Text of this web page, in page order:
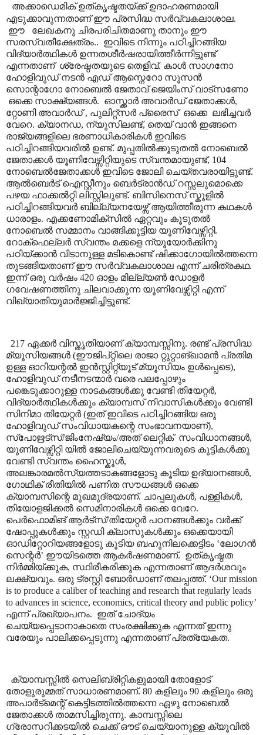
അക്കാഡെമിക് ഉത്കൃഷ്ടതയ്ക്ക് ഉദാഹരണമായി
എടുക്കാവുന്നതാണ് ഈ പ്രസിദ്ധ സർവ്വകലാശാല.
ഈ
ലേഖകനു ചിരപരിചിതമാണു താനും ഈ
സരസ്വതീക്ഷേത്രം.. ഇവിടെ നിന്നും പഠിച്ചിറങ്ങിയ
വിദ്യാർത്ഥികൾ ഉന്നതശീർഷരായിത്തീർന്നിട്ടുണ്ട്
എന്നതാണ് ശ്രേഷ്ഠതയുടെ തെളിവ്. കാൾ സാഗനോ
ഹോളിവുഡ് നടൻ എഡ് ആസ്നെറോ സൂസൻ
സൊന്റാഗോ നോബെൽ ജേതാവ് ജെയിംസ് വാട്സണോ
ഒക്കെ സാക്ഷ്യങ്ങൾ. ഓസ്ക്കാർ അവാർഡ് ജേതാക്കൾ,
റ്റോണി അവാർഡ്, പുലിറ്റ്സർ പ്രൈസ് ഒക്കെ ലഭിച്ചവർ
വേറെ. ക്യാനഡ, ന്യുസിലണ്ട്, തെയ് വാൻ ഇങ്ങനെ
രാജ്യങ്ങളിലെ ഭരണാധികാരികൾ ഇവിടെ
പഠിച്ചിറങ്ങിയവരിൽ ഉണ്ട്. മുപ്പതിൽക്കൂടുതൽ നോബെൽ
ജേതാക്കൾ യൂണിവേഴ്സിറ്റിയുടെ സ്വന്തമായുണ്ട്, 104
നോബെൽജേതാക്കൾ ഇവിടെ ജോലി ചെയ്തവരായിട്ടുണ്ട്.
ആൽബെർട് ഐസ്റ്റീനും ബെർട്രാൻഡ് റസ്സലുമൊക്കെ
പഴയ ഫാക്കൽറ്റി ലിസ്റ്റിലുണ്ട്. ബിസിനെസ് സ്കൂളിൽ
പഠിച്ചിറങ്ങിയവർ ബില്ല്യനയേഴ്സ് ആയിത്തീരുന്ന കഥകൾ
ധാരാളം. എക്കണോമിക്സിൽ ഏറ്റവും കൂടുതൽ
നോബെൽ സമ്മാനം വാങ്ങിക്കൂട്ടിയ യൂണിവേഴ്സിറ്റി.
റോക്ഫെല്ലർ സ്വന്തം മക്കളെ ന്യൂയോർക്കിനു
പഠിയ്ക്കാൻ വിടാനുള്ള മടികൊണ്ട് ഷിക്കാഗോയിൽത്തന്നെ
തുടങ്ങിയതാണ് ഈ സർവ്വകലാശാല എന്ന് ചരിത്രകഥ.
ഇന്ന് ഒരു വർഷം 420 ഓളം മില്ല്യൺ ഡോളർ
ഗവേഷണത്തിനു ചിലവാക്കുന്ന യൂണിവേഴ്സിറ്റി എന്ന്
വിഖ്യാതിയുമാർജ്ജിച്ചിട്ടുണ്ട്.
217 ഏക്കർ വിസ്തൃതിയാണ് ക്യാമ്പസ്സിനു. രണ്ട് പ്രസിദ്ധ
മ്യൂസിയങ്ങൾ (ഈജിപ്റ്റിലെ രാജാ റ്റുറ്റാങ്ഖാമൻ പ്രതിമ
ഉള്ള ഓറിയന്റൽ ഇൻസ്റ്റിറ്റ്യൂട് മ്യൂസിയം ഉൾപ്പെടെ),
ഹോളിവുഡ് നടീനടന്മാർ വരെ പലപ്പോഴും
പങ്കെടുക്കാറുള്ള നാടകങ്ങൾക്കു വേണ്ടി തിയേറ്റർ,
വിദ്യാർത്ഥികൾക്കും ക്യാമ്പസ് നിവാസികൾക്കും വേണ്ടി
സിനിമാ തിയേറ്റർ (ഇത് ഇവിടെ പഠിച്ചിറങ്ങിയ ഒരു
ഹോളിവുഡ് സംവിധായകന്റെ സംഭാവനയാണ്),
സ്പോഋട്സ്/ജിംനേഷ്യം/അത് ലെറ്റിക് സംവിധാനങ്ങൾ,
യൂണിവേഴ്സിറ്റി യിൽ ജോലിചെയ്യുന്നവരുടെ കുട്ടികൾക്കു
വേണ്ടി സ്വന്തം ഹൈസ്കൂൾ,
അലങ്കാരമൽസ്യത്തടാകങ്ങളോടു കൂടിയ ഉദ്യാനങ്ങൾ,
ഗോഥിക് രീതിയിൽ പണിത സൗധങ്ങൾ ഒക്കെ
ക്യാമ്പസിന്റെ മുഖമുദ്രയാണ്. ചാപ്പലുകൾ, പള്ളികൾ,
തിയോളജിക്കൽ സെമിനാരികൾ ഒക്കെ വേറേ.
പെർഫൊമിങ് ആർട്സ്/തിയേറ്റർ പഠനങ്ങൾക്കും വർക്ക്
ഷോപ്പുകൾക്കും സ്റ്റഡി ക്ലാസുകൾക്കും ഒക്കെയായി
ഓഡിറ്റോറിയങ്ങളോടു കൂടിയ ബഹുനിലക്കെട്ടിടം ‘ലോഗൻ
സെന്റർ’ ഈയിടത്തെ ആകർഷണമാണ്. ഉത്കൃഷ്ഠത
നിർമ്മിയ്ക്കുക, സ്ഥിരീകരിക്കുക എന്നതാണ് ആദർശവും
ലക്ഷ്യവും. ഒരു ട്രസ്റ്റി ബോർഡാണ് തലപ്പത്ത്. ‘Our mission
is to produce a caliber of teaching and research that regularly leads
to advances in science, economics, critical theory and public policy’
എന്ന് പ്രഖ്യാപനം. ഇത് ചോദ്യം
ചെയ്യപ്പെടാനാകാതെ സംരക്ഷിക്കുക എന്നത് ഇന്നു
വരേയും പാലിക്കപ്പെടുന്നു എന്നതാണ് പ്രത്യേകത.
ക്യാമ്പസ്സിൽ സെലിബ്രിറ്റികളുമായി തോളോട്
തോളുരുമ്മത് സാധാരണമാണ്. 80 കളിലും 90 കളിലും ഒരു
അപാർട്മെന്റ് കെട്ടിടത്തിൽത്തന്നെ ഏഴു നോബെൽ
ജേതാക്കൾ താമസിച്ചിരുന്നു. കാമ്പസ്സിലെ
ഗ്രോസറിക്കടയിൽ ചെക്ക് ഔട് ചെയ്യാനുള്ള ക്യൂവിൽ